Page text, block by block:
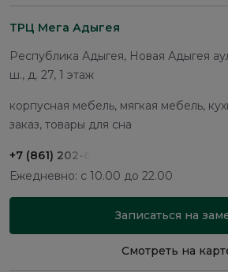
ТРЦ Мега Адыгея
Республика Адыгея, Новая Адыгея
ш., д. 27, 1 этаж
корпусная мебель, мягкая мебель,
заказ, товары для сна
+7 (861) 202-68-13
Ежедневно: с 10.00 до 22.00
Записаться на
Смотреть на